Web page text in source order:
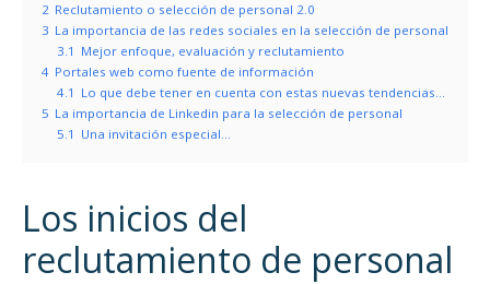
2 Reclutamiento o selección de personal 2.0
3 La importancia de las redes sociales en la selección de personal
3.1 Mejor enfoque, evaluación y reclutamiento
4 Portales web como fuente de información
4.1 Lo que debe tener en cuenta con estas nuevas tendencias…
5 La importancia de Linkedin para la selección de personal
5.1 Una invitación especial…
Los inicios del
reclutamiento de personal